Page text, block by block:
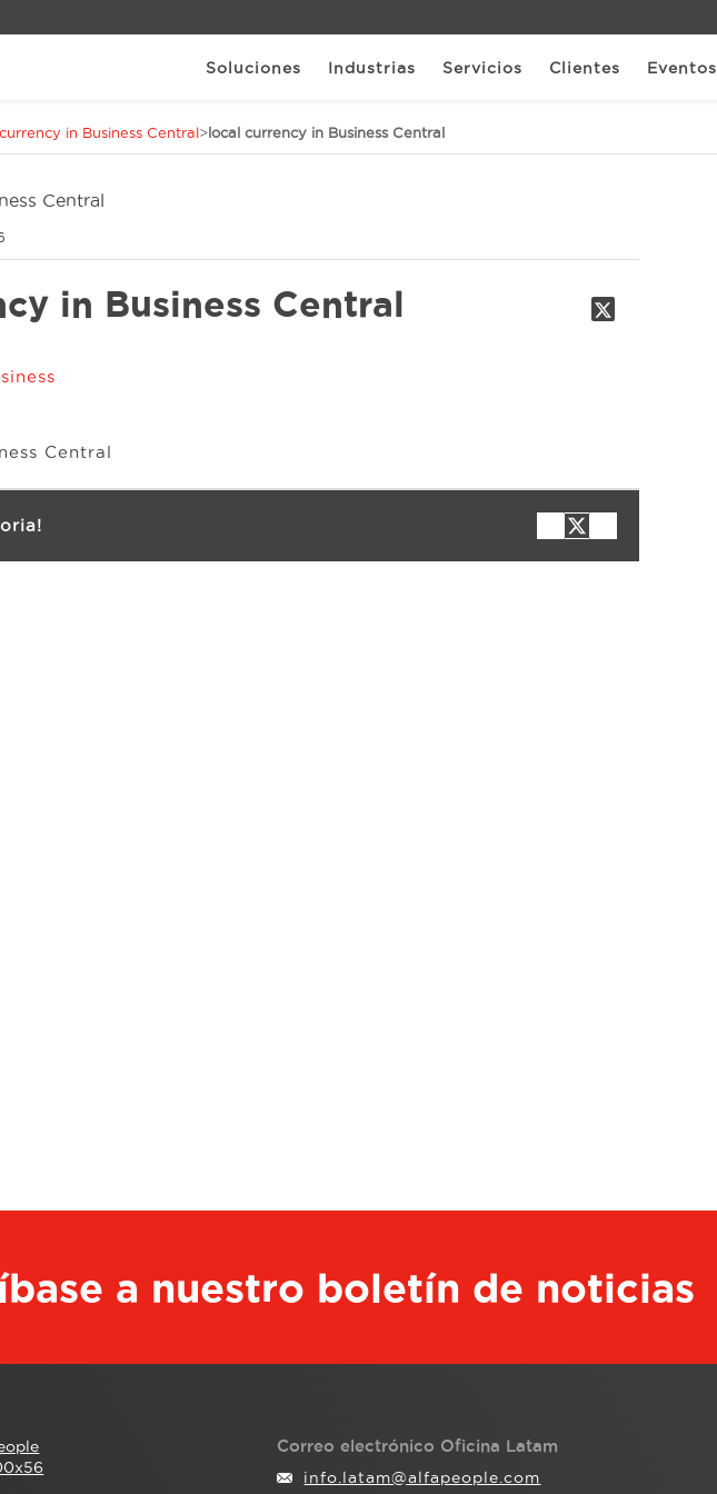
Soluciones Industrias Servicios Clientes Eventos
in Business Central> local currency in Business Central
in Business Central
Central
a nuestro boletín de noticias
Correo electrónico Oficina Latam
info.latam@alfapeople.com